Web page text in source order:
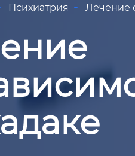
Психиатрия Лечение